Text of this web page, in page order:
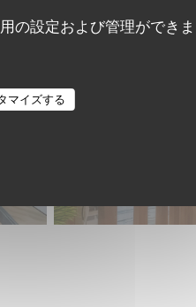
の設定および管理ができま
マイズする